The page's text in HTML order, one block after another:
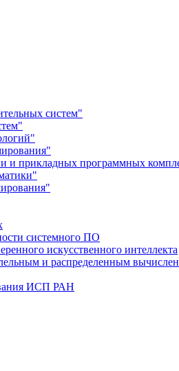
систем"
и прикладных программных
системного ПО
искусственного интеллекта
и распределенным
ИСП РАН